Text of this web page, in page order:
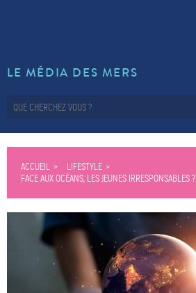
LE MÉDIA DES MERS
ACCUEIL
LIFESTYLE
FACE AUX OCÉANS, LES JEUNES IRRESPONSABLES ?